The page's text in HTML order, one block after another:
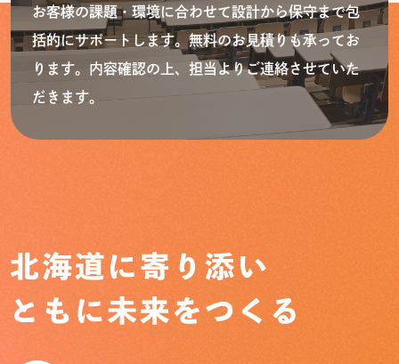
トップ
Top
事業紹介
お客様の課題・環境に合わせて設計から保守まで包
括的にサポートします。無料のお見積りも承ってお
ります。内容確認の上、担当よりご連絡させていた
だきます。